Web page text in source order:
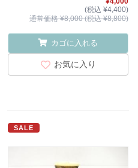
(税込 ¥4,400)
通常価格 ¥8,000 (税込 ¥8,800)
カゴに入れる
お気に入り
SALE